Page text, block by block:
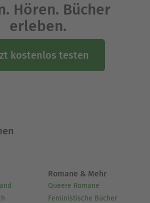
Hören. Bücher
erleben.
kostenlos testen
Romane & Mehr
Queere Romane
Feministische Bücher